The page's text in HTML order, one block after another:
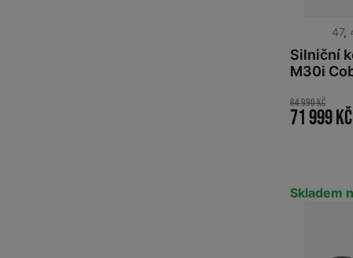
47,
Silniční
M30i
84 990 Kč
71 999 Kč
Skladem